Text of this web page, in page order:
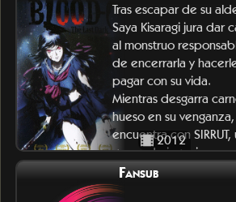
2012
Tras escapar de su
Saya Kisaragi jura dar
al monstruo
de encerrarla y
pagar con su vida.
Mientras desgarra
hueso en su venganza,
encuentra con SIRRUT,
grupo de ingeniosos
hackers, quie
Fansub